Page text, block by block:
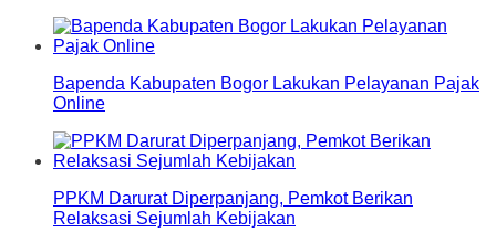
Bapenda Kabupaten Bogor Lakukan Pelayanan Pajak
Online
PPKM Darurat Diperpanjang, Pemkot Berikan
Relaksasi Sejumlah Kebijakan